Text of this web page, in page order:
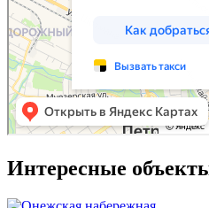
Интересные